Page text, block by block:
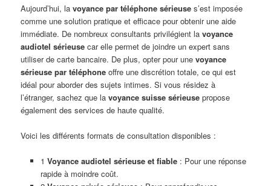
Aujourd’hui, lavoyance par téléphone sérieuse s’est imposée
comme une solution pratique et efficace pour obtenir une aide
immédiate. De nombreux consultants privilégient lavoyance
audiotel sérieuse car elle permet de joindre un expert sans
utiliser de carte bancaire. De plus, opter pour unevoyance
sérieuse par téléphone offre une discrétion totale, ce qui est
idéal pour aborder des sujets intimes. Si vous résidez à
l’étranger, sachez que lavoyance suisse sérieuse propose
également des services de haute qualité.
Voici les différents formats de consultation disponibles :
1 Voyance audiotel sérieuse et fiable: Pour une réponse
rapide à moindre coût.